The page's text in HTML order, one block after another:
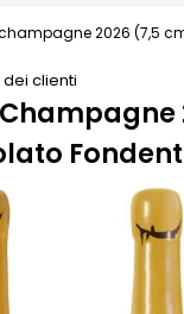
2026 (7,5
clienti